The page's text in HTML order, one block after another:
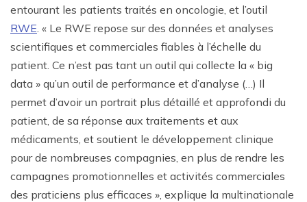
entourant les patients traités en oncologie, et l’outil
RWE . « Le RWE repose sur des données et analyses
scientifiques et commerciales fiables à l’échelle du
patient. Ce n’est pas tant un outil qui collecte la « big
data » qu’un outil de performance et d’analyse (…) Il
permet d’avoir un portrait plus détaillé et approfondi du
patient, de sa réponse aux traitements et aux
médicaments, et soutient le développement clinique
pour de nombreuses compagnies, en plus de rendre les
campagnes promotionnelles et activités commerciales
des praticiens plus efficaces », explique la multinationale